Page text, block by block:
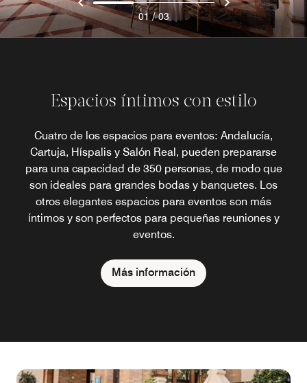
Espacios íntimos con estilo
Cuatro de los espacios para eventos: Andalucía,
Cartuja, Híspalis y Salón Real, pueden prepararse
para una capacidad de 350 personas, de modo que
son ideales para grandes bodas y banquetes. Los
otros elegantes espacios para eventos son más
íntimos y son perfectos para pequeñas reuniones y
eventos.
Más información
01 / 03